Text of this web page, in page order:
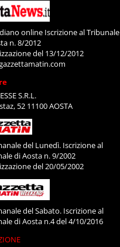
online Iscrizione al Tribunale
n. 8/2012
del 13/12/2012
S.R.L.
52 11100 AOSTA
del Lunedì. Iscrizione al
di Aosta n. 9/2002
del 20/05/2002
del Sabato. Iscrizione al
di Aosta n.4 del 4/10/2016